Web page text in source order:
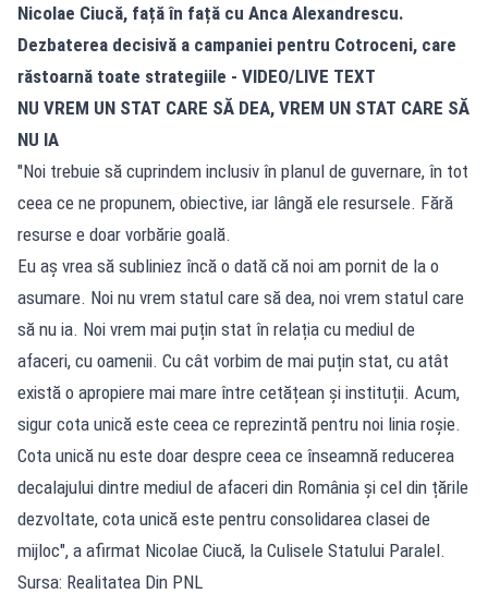
Nicolae Ciucă, față în față cu Anca Alexandrescu.
Dezbaterea decisivă a campaniei pentru Cotroceni, care
răstoarnă toate strategiile - VIDEO/LIVE TEXT
NU VREM UN STAT CARE SĂ DEA, VREM UN STAT CARE SĂ
NU IA
"Noi trebuie să cuprindem inclusiv în planul de guvernare, în tot
ceea ce ne propunem, obiective, iar lângă ele resursele. Fără
resurse e doar vorbărie goală.
Eu aș vrea să subliniez încă o dată că noi am pornit de la o
asumare. Noi nu vrem statul care să dea, noi vrem statul care
să nu ia. Noi vrem mai puțin stat în relația cu mediul de
afaceri, cu oamenii. Cu cât vorbim de mai puțin stat, cu atât
există o apropiere mai mare între cetățean și instituții. Acum,
sigur cota unică este ceea ce reprezintă pentru noi linia roșie.
Cota unică nu este doar despre ceea ce înseamnă reducerea
decalajului dintre mediul de afaceri din România și cel din țările
dezvoltate, cota unică este pentru consolidarea clasei de
mijloc", a afirmat Nicolae Ciucă, la Culisele Statului Paralel.
Sursa: Realitatea Din PNL